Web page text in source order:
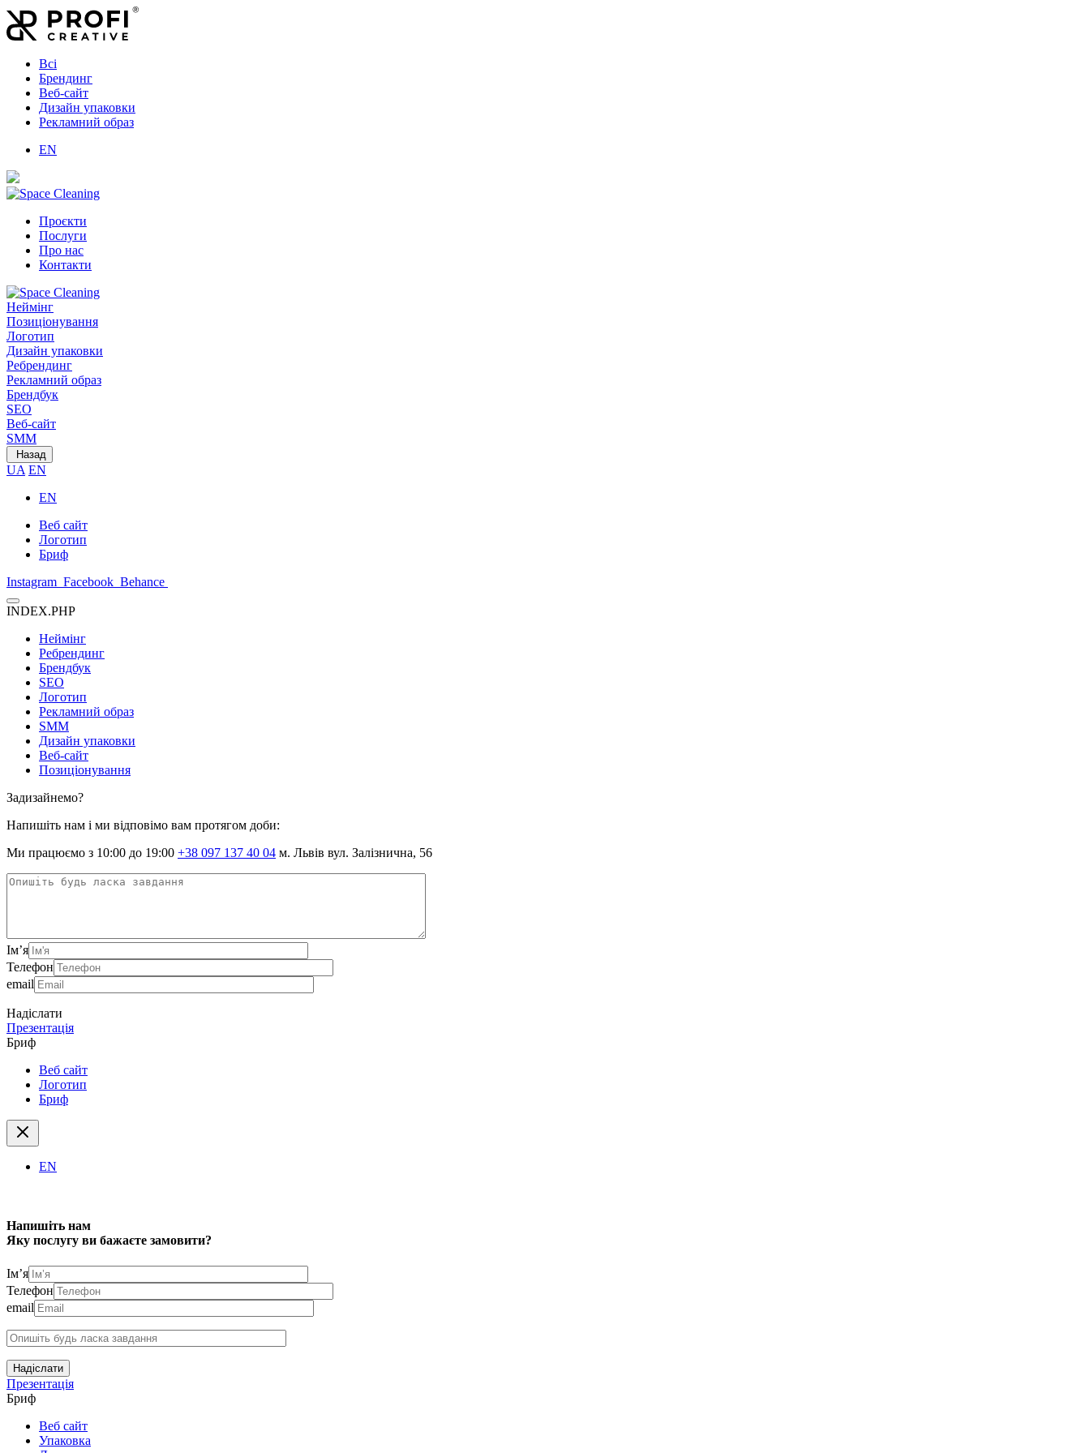
Всі
Брендинг
Веб-сайт
Дизайн упаковки
Рекламний образ
EN
Проєкти
Послуги
Про нас
Контакти
Неймінг
Позиціонування
Логотип
Дизайн упаковки
Ребрендинг
Рекламний образ
Брендбук
SEO
Веб-сайт
SMM
Назад
UA EN
EN
Веб сайт
Логотип
Бриф
Instagram Facebook Behance
INDEX.PHP
Неймінг
Ребрендинг
Брендбук
SEO
Логотип
Рекламний образ
SMM
Дизайн упаковки
Веб-сайт
Позиціонування
Задизайнемо?
Напишіть нам і ми відповімо вам протягом доби:
Ми працюємо з 10:00 до 19:00 +38 097 137 40 04 м. Львів вул. Залізнична, 56
Ім’я
Телефон
email
Надіслати
Презентація
Бриф
Веб сайт
Логотип
Бриф
EN
Напишіть нам
Яку послугу ви бажаєте замовити?
Ім’я
Телефон
email
Надіслати
Презентація
Бриф
Веб сайт
Упаковка